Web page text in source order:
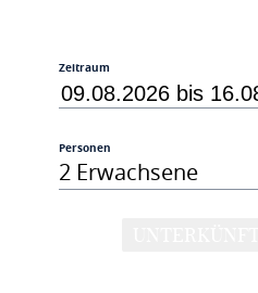
Zeitraum
Personen
2 Erwachsene